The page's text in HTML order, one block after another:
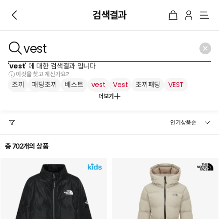
검색결과
메
'vest' 에 대한 검색결과 입니다
이것을 찾고 계신가요?
조끼 패딩조끼 베스트 vest Vest 조끼패딩
VEST
러닝조끼
더보기
총 702개의 상품